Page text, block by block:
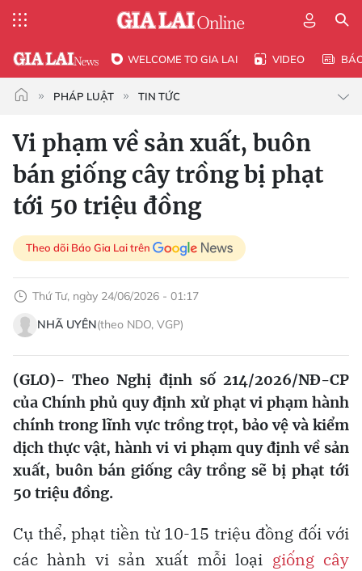
WELCOME TO GIA LAI VIDEO
PHÁP LUẬT TIN TỨC
Vi phạm về sản xuất, buôn
bán giống cây trồng bị phạt
tới 50 triệu đồng
Theo dõi Báo Gia Lai trên
Thứ Tư, ngày 24/06/2026 - 01:17
NHÃ UYÊN(theo NDO, VGP)
(GLO)- Theo Nghị định số 214/2026/NĐ-CP
của Chính phủ quy định xử phạt vi phạm hành
chính trong lĩnh vực trồng trọt, bảo vệ và kiểm
dịch thực vật, hành vi vi phạm quy định về sản
xuất, buôn bán giống cây trồng sẽ bị phạt tới
50 triệu đồng.
Cụ thể, phạt tiền từ 10-15 triệu đồng đối với
các hành vi sản xuất mỗi loại giống cây